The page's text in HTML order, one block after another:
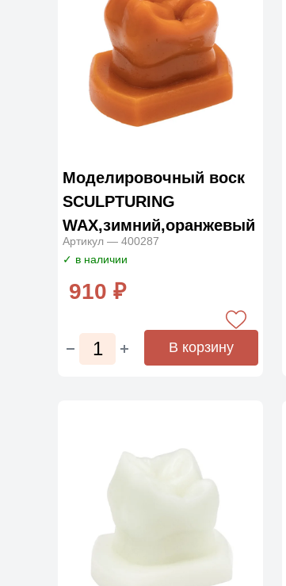
Моделировочный воск
SCULPTURING
WAX,зимний,оранжевый
80г.
Артикул — 400287
✓ в наличии
910 ₽
В корзину